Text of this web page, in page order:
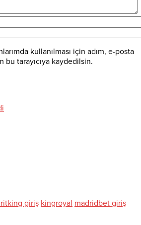
kullanılması için adım, e-posta
bu tarayıcıya kaydedilsin.
giriş kingroyal madridbet giriş